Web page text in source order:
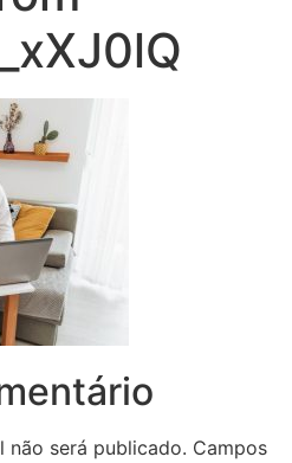
não será publicado. Campos